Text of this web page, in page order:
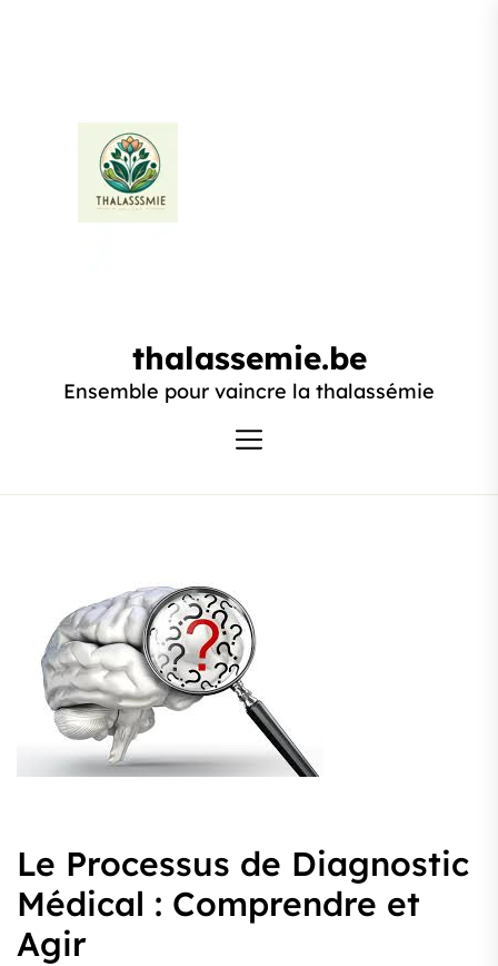
thalassemie.be
thalassemie.be
Ensemble pour vaincre la thalassémie
Le Processus de Diagnostic
Médical : Comprendre et
Agir